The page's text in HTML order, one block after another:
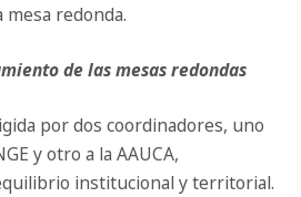
mesa redonda.
de las mesas redondas
por dos coordinadores, uno
y otro a la AAUCA,
institucional y territorial.